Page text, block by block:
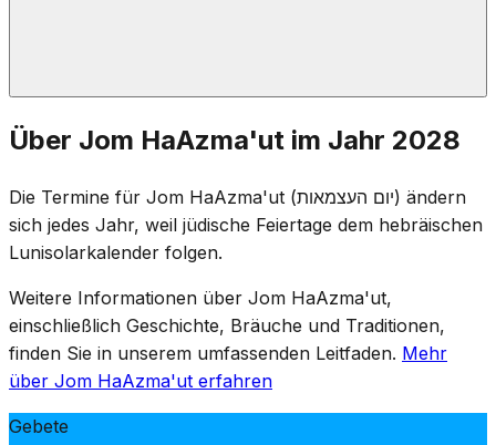
Bei Einbruch der Dunkelheit am Jom HaSikaron findet
auf dem Herzlberg eine Zeremonie statt, die den
Übergang markiert. Die Flammen der Gedenk-Fackeln
werden gelöscht und die Feierlichkeiten beginnen – von
Trauer zu Freude an einem einzigen Abend, als
Ausdruck des Preises, der für die Unabhängigkeit
gezahlt wurde.
Über Jom HaAzma'ut im Jahr 2028
Die Termine für Jom HaAzma'ut (יום העצמאות) ändern
sich jedes Jahr, weil jüdische Feiertage dem hebräischen
Lunisolarkalender folgen.
Weitere Informationen über Jom HaAzma'ut,
einschließlich Geschichte, Bräuche und Traditionen,
finden Sie in unserem umfassenden Leitfaden. Mehr
über Jom HaAzma'ut erfahren
Gebete